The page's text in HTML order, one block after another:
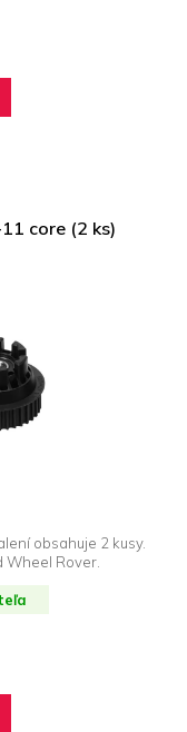
core (2 ks)
obsahuje 2 kusy.
Wheel Rover.